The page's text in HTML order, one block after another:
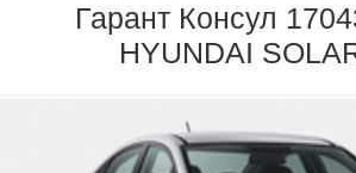
Гарант Консул
HYUNDAI